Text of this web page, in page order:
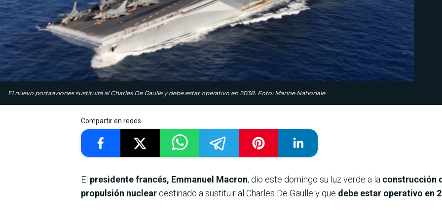
El nuevo portaaviones sustituirá al Charles De Gaulle y debe estar operativo en 2038. Foto: Marine Nationale
Compartir en redes
El presidente francés, Emmanuel Macron, dio este domingo su luz verde a la construcción
propulsión nuclear destinado a sustituir al Charles De Gaulle y que debe estar operativo en